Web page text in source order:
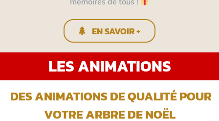
EN SAVOIR +
LES ANIMATIONS
DES ANIMATIONS DE QUALITÉ POUR
VOTRE ARBRE DE NOËL